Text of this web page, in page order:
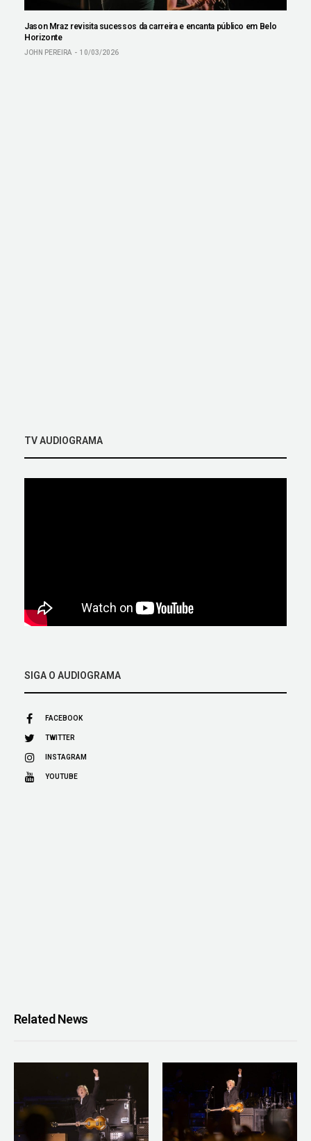
Jason Mraz revisita sucessos da carreira e encanta público em Belo
Horizonte
JOHN PEREIRA 10/03/2026
TV AUDIOGRAMA
SIGA O AUDIOGRAMA
FACEBOOK
TWITTER
INSTAGRAM
YOUTUBE
Related News